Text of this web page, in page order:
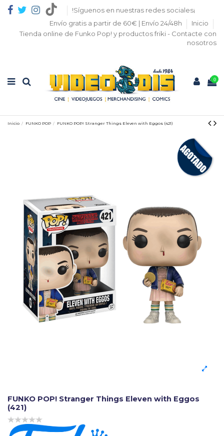
!Síguenos en nuestras redes sociales¡
Envío gratis a partir de 60€ | Envío 24/48h
Inicio
Tienda online de Funko Pop! y productos friki - Contacte con
nosotros
0
Inicio FUNKO POP FUNKO POP! Stranger Things Eleven with Eggos (421)
FUNKO POP! Stranger Things Eleven with Eggos
(421)